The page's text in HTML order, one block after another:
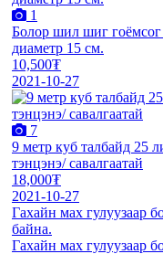
1
Болор шил шиг
диаметр 15 см.
10,500₮
2021-10-27
7
9 мeтр куб талбайд 25
тэнцэнэ/ савалгаатай
18,000₮
2021-10-27
Гахайн мах гулуузаар
байна.
Гахайн мах гулуузаар